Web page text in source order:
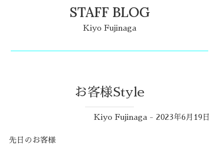
STAFF BLOG
Kiyo Fujinaga
お客様Style
Kiyo Fujinaga - 2023年6月19日
先日のお客様